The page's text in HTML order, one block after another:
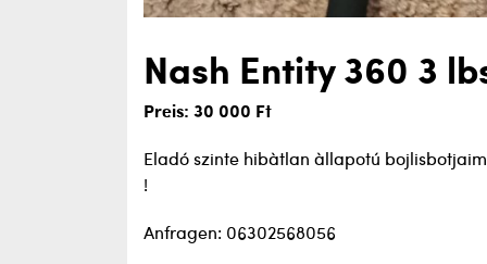
Nash Entity 360 3
Preis: 30 000 Ft
Eladó szinte hibàtlan àllapotú
!
Anfragen: 06302568056